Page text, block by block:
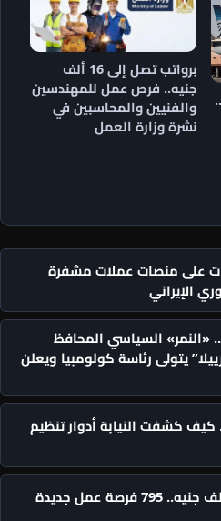
برواتب تصل إلى 16 ألف
جنيه.. فرص عمل للمهندسين
والفنيين والمحاسبين في
نشرة وزارة العمل
على منصات عملات مشفرة
الإيراني
«النمر» السياسي المحافظ
يتولى رئاسة كولومبيا ويعلن
كشفت النيابة أدوار تنظيم
«مرتبات تصل لـ20 ألف جنيه.. 795 فرصة عمل جديدة